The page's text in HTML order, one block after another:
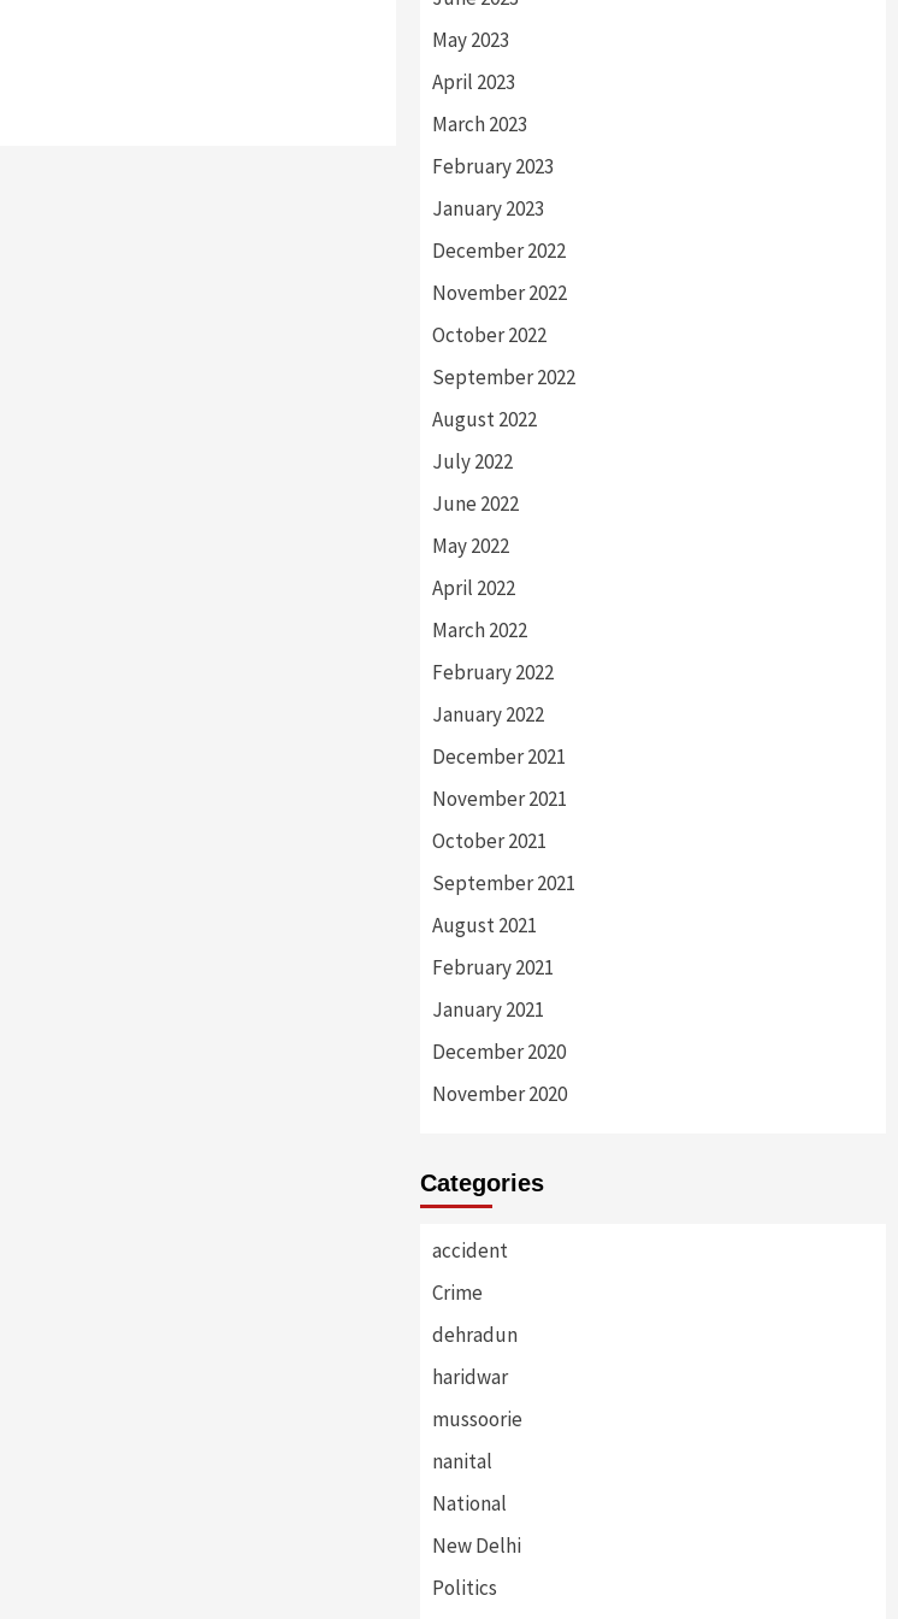
May 2023
April 2023
March 2023
February 2023
January 2023
December 2022
November 2022
October 2022
September 2022
August 2022
July 2022
June 2022
May 2022
April 2022
March 2022
February 2022
January 2022
December 2021
November 2021
October 2021
September 2021
August 2021
February 2021
January 2021
December 2020
November 2020
Categories
accident
Crime
dehradun
haridwar
mussoorie
nanital
National
New Delhi
Politics